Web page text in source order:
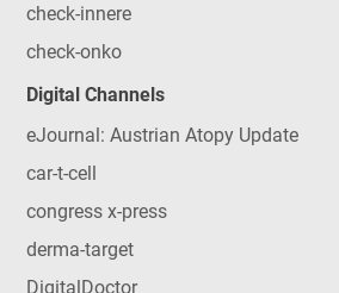
check-innere
check-onko
Digital Channels
eJournal: Austrian Atopy Update
car-t-cell
congress x-press
derma-target
DigitalDoctor